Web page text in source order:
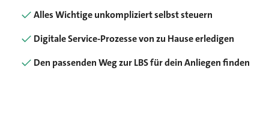
Alles Wichtige unkompliziert selbst steuern
Digitale Service-Prozesse von zu Hause erledigen
Den passenden Weg zur LBS für dein Anliegen finden